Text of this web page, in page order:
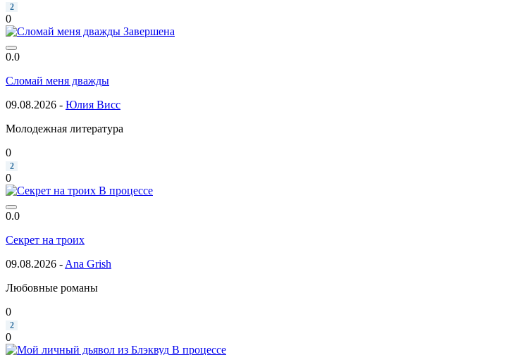
2
0
Завершена
0.0
Сломай меня дважды
09.08.2026 - Юлия Висс
Молодежная литература
0
2
0
В процессе
0.0
Секрет на троих
09.08.2026 - Ana Grish
Любовные романы
0
2
0
В процессе